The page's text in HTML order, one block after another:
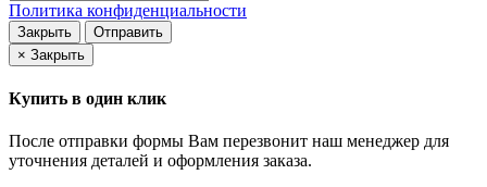
Политика конфиденциальности
Закрыть
Отправить
× Закрыть
Купить в один клик
После отправки формы Вам перезвонит наш менеджер для
уточнения деталей и оформления заказа.